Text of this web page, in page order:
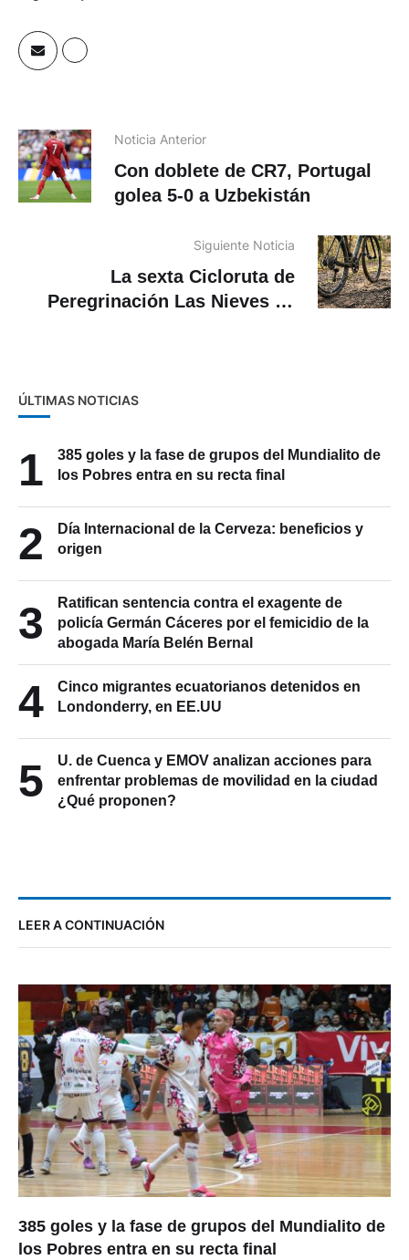
Noticia Anterior
Con doblete de CR7, Portugal
golea 5-0 a Uzbekistán
Siguiente Noticia
La sexta Cicloruta de
Peregrinación Las Nieves se
ÚLTIMAS NOTICIAS
1
385 goles y la fase de grupos del Mundialito de
los Pobres entra en su recta final
2
Día Internacional de la Cerveza: beneficios y
origen
3
Ratifican sentencia contra el exagente de
policía Germán Cáceres por el femicidio de la
abogada María Belén Bernal
4
Cinco migrantes ecuatorianos detenidos en
Londonderry, en EE.UU
5
U. de Cuenca y EMOV analizan acciones para
enfrentar problemas de movilidad en la ciudad
¿Qué proponen?
LEER A CONTINUACIÓN
385 goles y la fase de grupos del Mundialito de
los Pobres entra en su recta final